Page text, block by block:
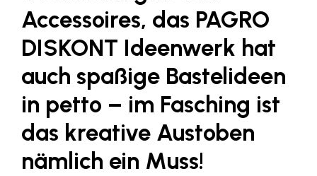
Johnson & Johnson
JELD-WEN DANA
kosaplaner
LAT Nitrogen
Libro
Lidl Österreich
Die Menü-Manufaktur
Accessoires, das PAGRO
DISKONT Ideenwerk hat
auch spaßige Bastelideen
in petto – im Fasching ist
das kreative Austoben
nämlich ein Muss!